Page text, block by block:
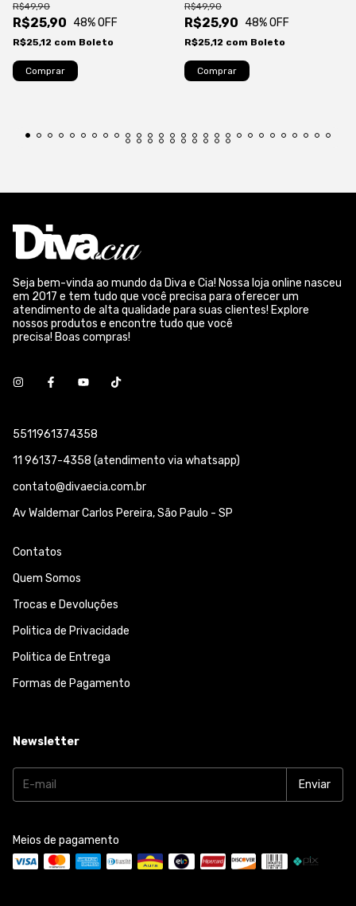
R$25,90
R$49,90
48% OFF
R$25,12 com Boleto
R$25,90
R$49,90
48% OFF
R$25,12 com Boleto
Seja bem-vinda ao mundo da Diva e Cia! Nossa loja online nasceu
em 2017 e tem tudo que você precisa para oferecer um
atendimento de alta qualidade para suas clientes! Explore
nossos produtos e encontre tudo que você
precisa! Boas compras!
5511961374358
11 96137-4358 (atendimento via whatsapp)
contato@divaecia.com.br
Av Waldemar Carlos Pereira, São Paulo - SP
Contatos
Quem Somos
Trocas e Devoluções
Politica de Privacidade
Politica de Entrega
Formas de Pagamento
Newsletter
Meios de pagamento